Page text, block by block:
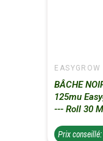
EASYGROW
BÂCHE
125mu
--- Roll 30 M
Prix